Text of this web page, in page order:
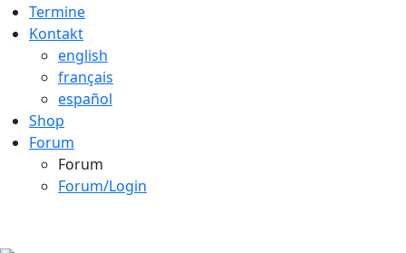
Termine
Kontakt
english
français
español
Shop
Forum
Forum
Forum/Login